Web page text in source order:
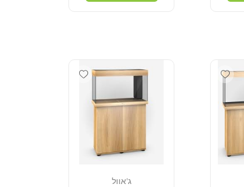
Add wishlist
Add wishlist
ג'אוול